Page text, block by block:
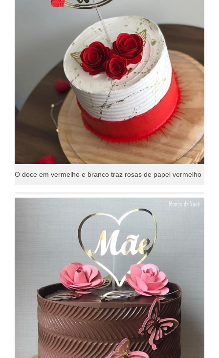
O doce em vermelho e branco traz rosas de papel vermelho